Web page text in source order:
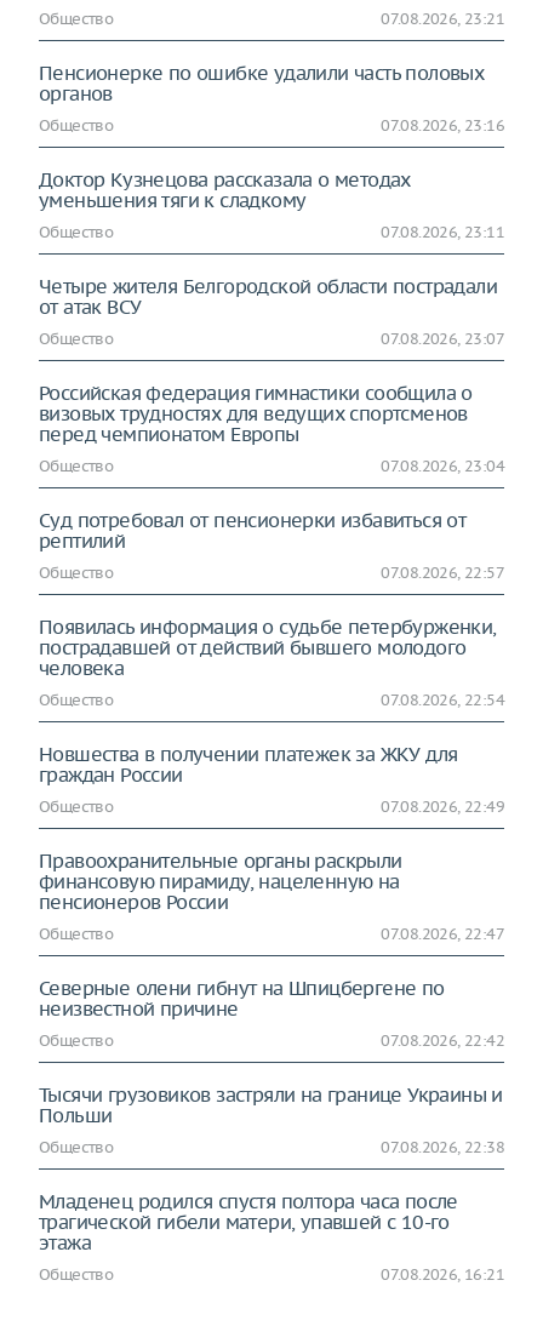
Общество 07.08.2026, 23:21
Пенсионерке по ошибке удалили часть половых
органов
Общество 07.08.2026, 23:16
Доктор Кузнецова рассказала о методах
уменьшения тяги к сладкому
Общество 07.08.2026, 23:11
Четыре жителя Белгородской области пострадали
от атак ВСУ
Общество 07.08.2026, 23:07
Российская федерация гимнастики сообщила о
визовых трудностях для ведущих спортсменов
перед чемпионатом Европы
Общество 07.08.2026, 23:04
Суд потребовал от пенсионерки избавиться от
рептилий
Общество 07.08.2026, 22:57
Появилась информация о судьбе петербурженки,
пострадавшей от действий бывшего молодого
человека
Общество 07.08.2026, 22:54
Новшества в получении платежек за ЖКУ для
граждан России
Общество 07.08.2026, 22:49
Правоохранительные органы раскрыли
финансовую пирамиду, нацеленную на
пенсионеров России
Общество 07.08.2026, 22:47
Северные олени гибнут на Шпицбергене по
неизвестной причине
Общество 07.08.2026, 22:42
Тысячи грузовиков застряли на границе Украины и
Польши
Общество 07.08.2026, 22:38
Младенец родился спустя полтора часа после
трагической гибели матери, упавшей с 10-го
этажа
Общество 07.08.2026, 16:21